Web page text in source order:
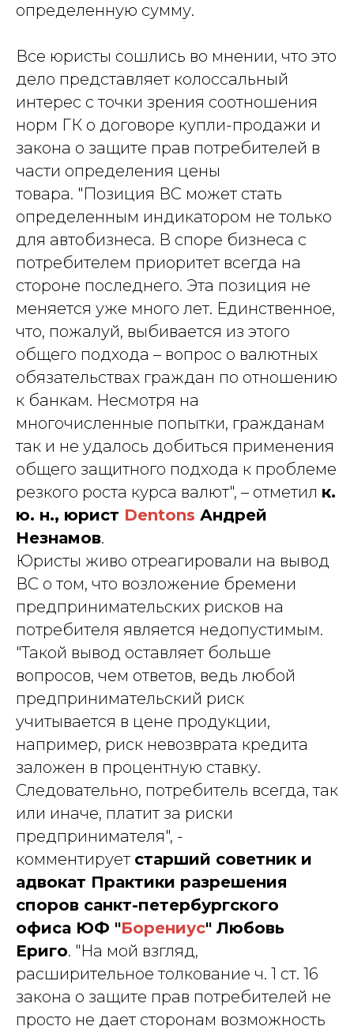
определенную сумму.
Все юристы сошлись во мнении, что это
дело представляет колоссальный
интерес с точки зрения соотношения
норм ГК о договоре купли-продажи и
закона о защите прав потребителей в
части определения цены
товара. "Позиция ВС может стать
определенным индикатором не только
для автобизнеса. В споре бизнеса с
потребителем приоритет всегда на
стороне последнего. Эта позиция не
меняется уже много лет. Единственное,
что, пожалуй, выбивается из этого
общего подхода – вопрос о валютных
обязательствах граждан по отношению
к банкам. Несмотря на
многочисленные попытки, гражданам
так и не удалось добиться применения
общего защитного подхода к проблеме
резкого роста курса валют", – отметил к.
ю. н., юрист Dentons Андрей
Незнамов.
Юристы живо отреагировали на вывод
ВС о том, что возложение бремени
предпринимательских рисков на
потребителя является недопустимым.
"Такой вывод оставляет больше
вопросов, чем ответов, ведь любой
предпринимательский риск
учитывается в цене продукции,
например, риск невозврата кредита
заложен в процентную ставку.
Следовательно, потребитель всегда, так
или иначе, платит за риски
предпринимателя", -
комментирует старший советник и
адвокат Практики разрешения
споров санкт-петербургского
офиса ЮФ "Борениус" Любовь
Ериго. "На мой взгляд,
расширительное толкование ч. 1 ст. 16
закона о защите прав потребителей не
просто не дает сторонам возможность